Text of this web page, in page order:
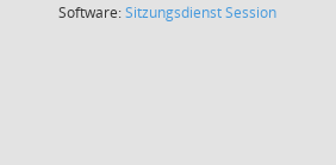
Software:SitzungsdienstSession(Wird in